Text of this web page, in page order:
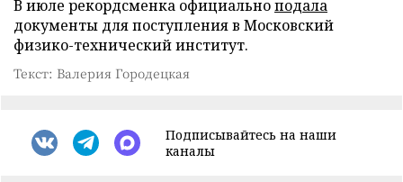
В июле рекордсменка официальноподала
документы для поступления в Московский
физико-технический институт.
Текст: Валерия Городецкая
Подписывайтесь на наши
каналы